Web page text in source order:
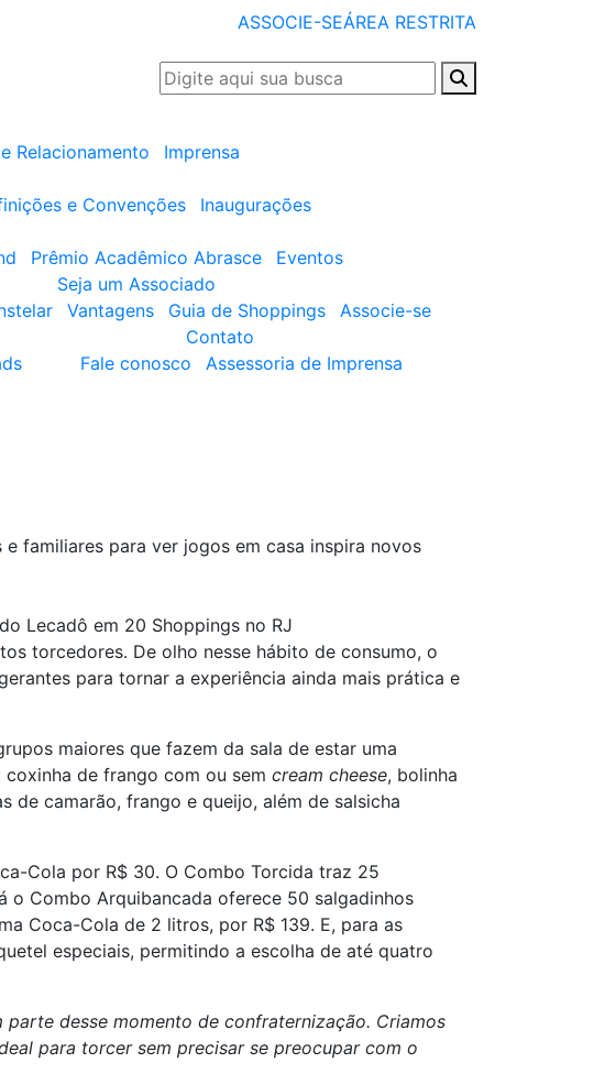
ASSOCIE-SEÁREA RESTRITA
Relacionamento
Imprensa
e Convenções
Inaugurações
Prêmio Acadêmico Abrasce
Eventos
Seja um Associado
Vantagens Guia de Shoppings
Associe-se
Contato
Fale conosco
Assessoria de Imprensa
familiares para ver jogos em casa inspira novos
Lecadô em 20 Shoppings no RJ
torcedores. De olho nesse hábito de consumo, o
para tornar a experiência ainda mais prática e
maiores que fazem da sala de estar uma
de frango com ou sem cream cheese, bolinha
de camarão, frango e queijo, além de salsicha
Cola por R$ 30. O Combo Torcida traz 25
o Combo Arquibancada oferece 50 salgadinhos
Coca-Cola de 2 litros, por R$ 139. E, para as
especiais, permitindo a escolha de até quatro
desse momento de confraternização. Criamos
para torcer sem precisar se preocupar com o